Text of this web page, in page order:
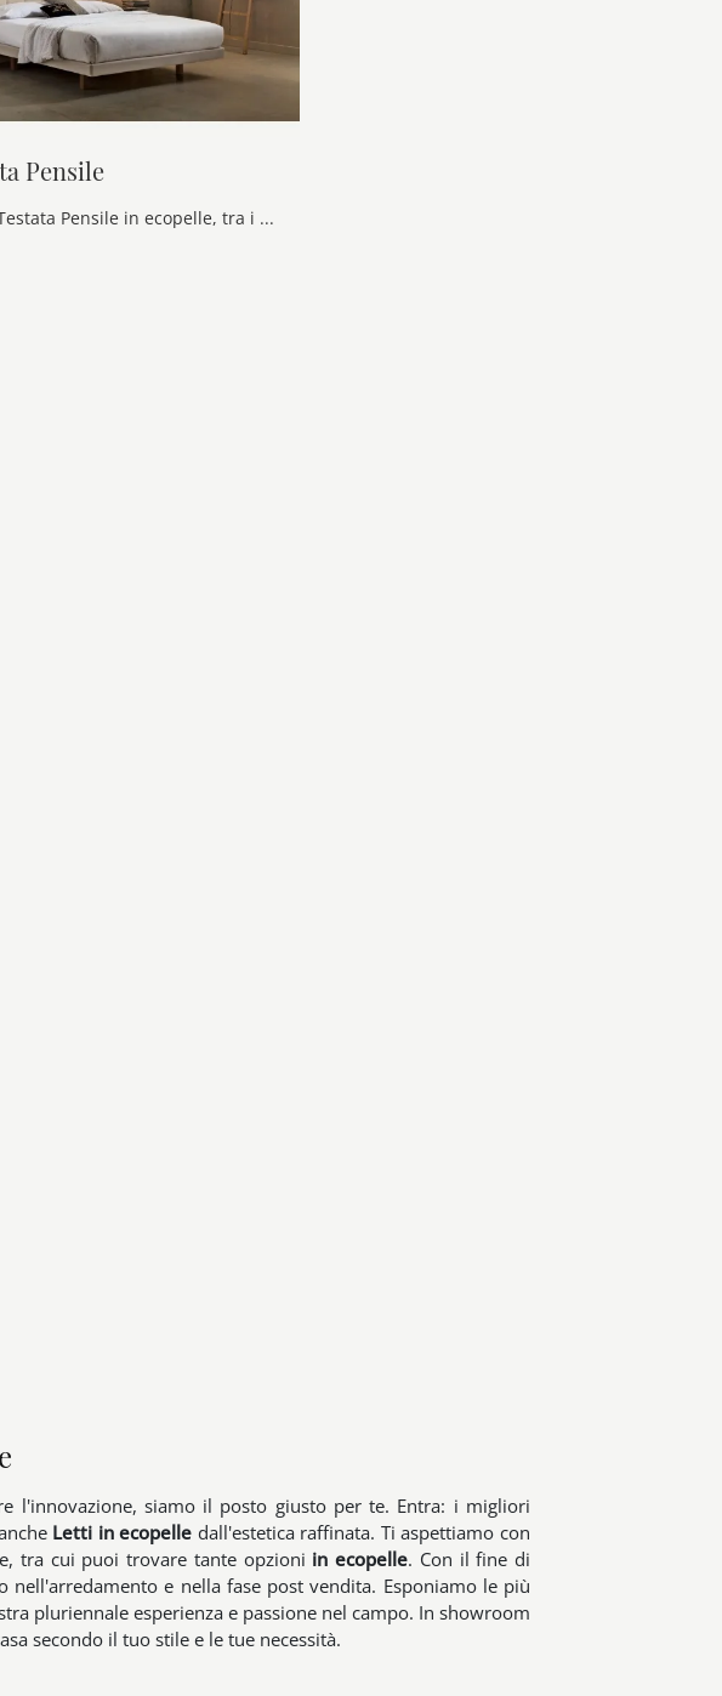
Pensile
Il letto Testata Pensile in ecopelle, tra i modelli imbottiti matrimoniali classici di Veneran, è ideale per garantirti il relax totale.
l'innovazione, siamo il posto giusto per te. Entra: i migliori
Letti in ecopelle dall'estetica raffinata. Ti aspettiamo con
tra cui puoi trovare tante opzioni in ecopelle. Con il fine di
e nella fase post vendita. Esponiamo le più
pluriennale esperienza e passione nel campo. In showroom
secondo il tuo stile e le tue necessità.